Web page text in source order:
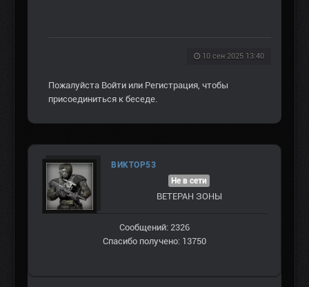
10 сен 2025 13:40
Пожалуйста Войти или Регистрация , чтобы
присоединиться к беседе.
ВИКТОР53
Не в сети
ВЕТЕРАН ЗOНЫ
Сообщений: 2326
Спасибо получено: 13750